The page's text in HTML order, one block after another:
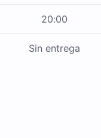
20:00
Sin entrega